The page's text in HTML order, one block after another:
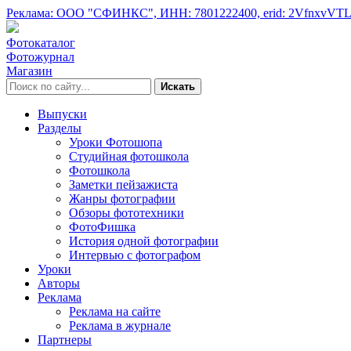
Реклама: ООО "СФИНКС", ИНН: 7801222400, erid:
Фотокаталог
Фотожурнал
Магазин
Искать
Выпуски
Разделы
Уроки Фотошопа
Студийная фотошкола
Фотошкола
Заметки пейзажиста
Жанры фотографии
Обзоры фототехники
ФотоФишка
История одной фотографии
Интервью с фотографом
Уроки
Авторы
Реклама
Реклама на сайте
Реклама в журнале
Партнеры